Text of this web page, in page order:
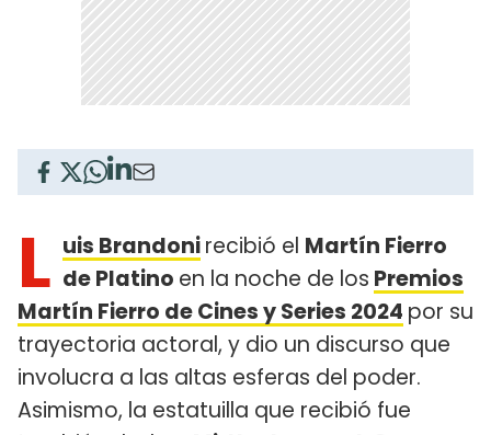
L uis Brandonirecibió el Martín Fierro
de Platino en la noche de los Premios
Martín Fierro de Cines y Series 2024 por su
trayectoria actoral, y dio un discurso que
involucra a las altas esferas del poder.
Asimismo, la estatuilla que recibió fue